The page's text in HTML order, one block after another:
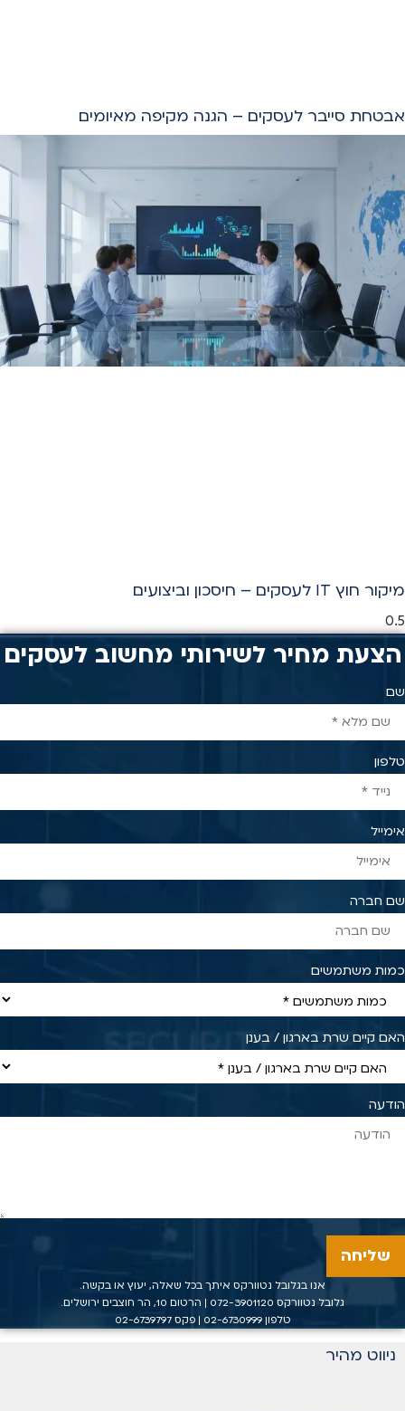
אבטחת סייבר לעסקים – הגנה מקיפה מאיומים
מיקור חוץ IT לעסקים – חיסכון וביצועים
הצעת מחיר לשירותי מחשוב לעסקים
שם
טלפון
אימייל
שם חברה
כמות משתמשים
האם קיים שרת בארגון / בענן
הודעה
שליחה
אנו בגלובל נטוורקס איתך בכל שאלה, יעוץ או בקשה.
גלובל נטוורקס 072-3901120 | הרטום 10, הר חוצבים ירושלים.
טלפון02-6730999 | פקס 02-6739797
ניווט מהיר